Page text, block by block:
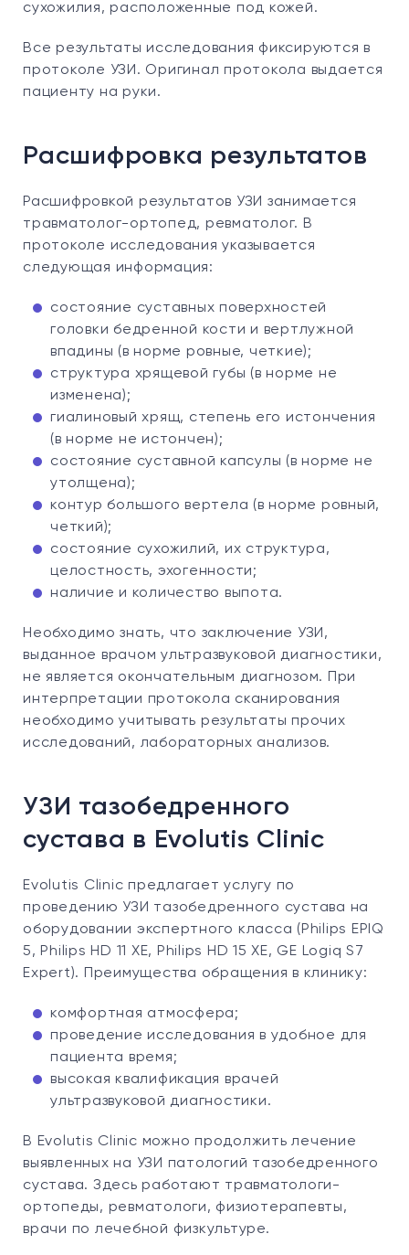
сухожилия, расположенные под кожей.
Все результаты исследования фиксируются в
протоколе УЗИ. Оригинал протокола выдается
пациенту на руки.
Расшифровка результатов
Расшифровкой результатов УЗИ занимается
травматолог-ортопед, ревматолог. В
протоколе исследования указывается
следующая информация:
состояние суставных поверхностей
головки бедренной кости и вертлужной
впадины (в норме ровные, четкие);
структура хрящевой губы (в норме не
изменена);
гиалиновый хрящ, степень его истончения
(в норме не истончен);
состояние суставной капсулы (в норме не
утолщена);
контур большого вертела (в норме ровный,
четкий);
состояние сухожилий, их структура,
целостность, эхогенности;
наличие и количество выпота.
Необходимо знать, что заключение УЗИ,
выданное врачом ультразвуковой диагностики,
не является окончательным диагнозом. При
интерпретации протокола сканирования
необходимо учитывать результаты прочих
исследований, лабораторных анализов.
УЗИ тазобедренного
сустава в Evolutis Clinic
Evolutis Clinic предлагает услугу по
проведению УЗИ тазобедренного сустава на
оборудовании экспертного класса (Philips EPIQ
5, Philips HD 11 XE, Philips HD 15 XE, GE Logiq S7
Expert). Преимущества обращения в клинику:
комфортная атмосфера;
проведение исследования в удобное для
пациента время;
высокая квалификация врачей
ультразвуковой диагностики.
В Evolutis Clinic можно продолжить лечение
выявленных на УЗИ патологий тазобедренного
сустава. Здесь работают травматологи-
ортопеды, ревматологи, физиотерапевты,
врачи по лечебной физкультуре.